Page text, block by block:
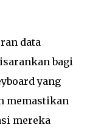
data
bagi
yang
memastikan
mereka